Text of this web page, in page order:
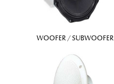
WOOFER / SUBWOOFER